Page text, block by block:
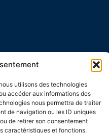
utilisons des technologies
accéder aux informations des
nous permettra de traiter
de navigation ou les ID uniques
de retirer son consentement
caractéristiques et fonctions.